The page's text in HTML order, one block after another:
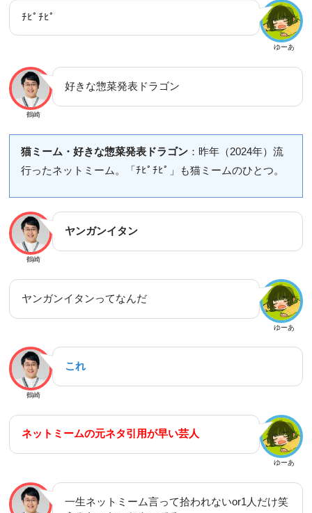
ゆーあ
ﾁﾋﾟﾁﾋﾟ
鶴崎
好きな惣菜発表ドラゴン
猫ミーム・好きな惣菜発表ドラゴン：昨年（2024年）流
行ったネットミーム。「ﾁﾋﾟﾁﾋﾟ」も猫ミームのひとつ。
鶴崎
ヤンガンイタン
ゆーあ
ヤンガンイタンってなんだ
鶴崎
これ
ゆーあ
ネットミームの元ネタ引用が早い芸人
一生ネットミーム言って拾われないor1人だけ笑